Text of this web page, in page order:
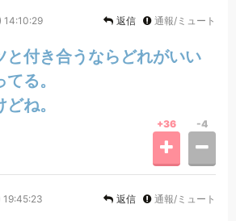
14:10:29 返信 通報/ミュート
と付き合うならどれがいい
る。
ね。
+36 -4
返信 通報/ミュート